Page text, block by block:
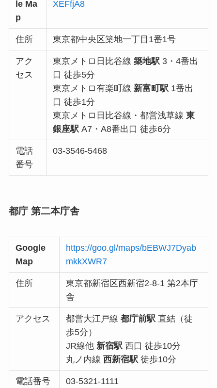
le Ma
p
XEFfjA8
住所 東京都中央区築地一丁目1番1号
アク
セス
東京メトロ日比谷線築地駅 3・4番出
口 徒歩5分
東京メトロ有楽町線新富町駅 1番出
口 徒歩1分
東京メトロ日比谷線・都営浅草線東
銀座駅 A7・A8番出口 徒歩6分
電話
番号
03-3546-5468
都庁 第二本庁舎
Google
Map
https://goo.gl/maps/bEBWJ7Dyab
mkkXWR7
住所
東京都新宿区西新宿2-8-1 第2本庁
舎
アクセス 都営大江戸線都庁前駅 直結（徒
歩5分）
JR線他新宿駅 西口 徒歩10分
丸ノ内線西新宿駅 徒歩10分
電話番号 03-5321-1111